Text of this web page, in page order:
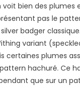
voit bien des plumes
pas le
badger
variant
certaines plumes
hachuré. Ce
que sur un